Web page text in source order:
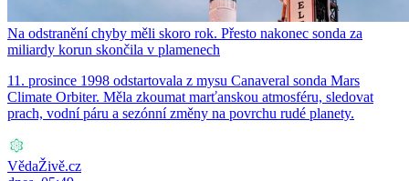
Na odstranění chyby měli skoro rok. Přesto nakonec sonda za
miliardy korun skončila v plamenech
11. prosince 1998 odstartovala z mysu Canaveral sonda Mars
Climate Orbiter. Měla zkoumat marťanskou atmosféru, sledovat
prach, vodní páru a sezónní změny na povrchu rudé planety.
VědaŽivě.cz